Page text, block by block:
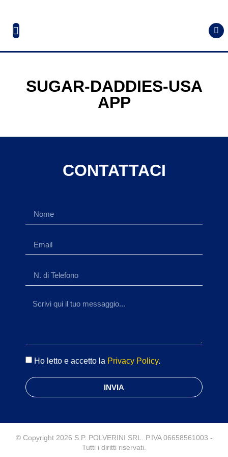
SUGAR-DADDIES-USA
APP
CONTATTACI
Ho letto e accetto la Privacy Policy.
INVIA
© Copyright 2026 S.P. POLVERINI SRL. P.IVA 06658561003 -
Tutti i diritti riservati.